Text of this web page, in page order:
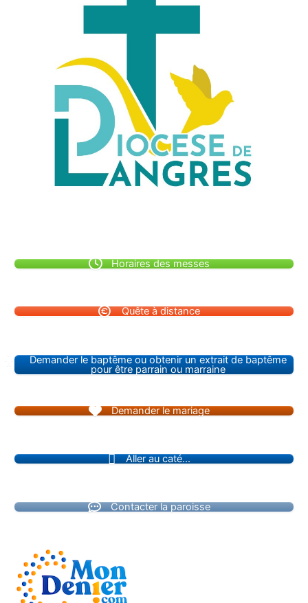
Horaires des messes
Quête à distance
Demander le baptême ou obtenir un extrait de baptême
pour être parrain ou marraine
Demander le mariage
Aller au caté...
Contacter la paroisse